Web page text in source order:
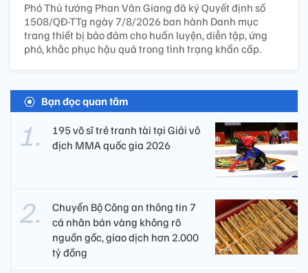
Phó Thủ tướng Phan Văn Giang đã ký Quyết định số
1508/QĐ-TTg ngày 7/8/2026 ban hành Danh mục
trang thiết bị bảo đảm cho huấn luyện, diễn tập, ứng
phó, khắc phục hậu quả trong tình trạng khẩn cấp.
Bạn đọc quan tâm
195 võ sĩ trẻ tranh tài tại Giải vô
địch MMA quốc gia 2026
Chuyển Bộ Công an thông tin 7
cá nhân bán vàng không rõ
nguồn gốc, giao dịch hơn 2.000
tỷ đồng